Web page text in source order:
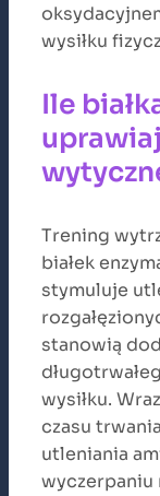
wysiłku
Ile
Trening
białek
stymuluje
stanowią
wysiłku.
czasu
utleniania
wyczerpaniu